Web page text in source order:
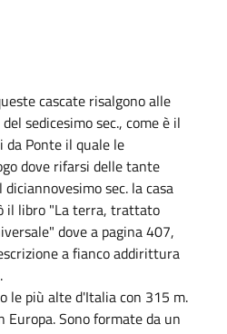
cascate risalgono alle
sedicesimo sec., come è il
da Ponte il quale le
dove rifarsi delle tante
sec. la casa
il libro "La terra, trattato
dove a pagina 407,
a fianco addirittura
le più alte d'Italia con 315 m.
Europa. Sono formate da un